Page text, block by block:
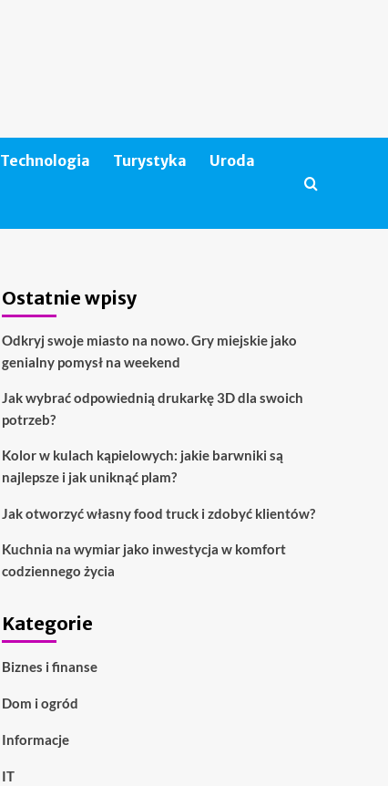
Technologia Turystyka Uroda
Ostatnie wpisy
Odkryj swoje miasto na nowo. Gry miejskie jako
genialny pomysł na weekend
Jak wybrać odpowiednią drukarkę 3D dla swoich
potrzeb?
Kolor w kulach kąpielowych: jakie barwniki są
najlepsze i jak uniknąć plam?
Jak otworzyć własny food truck i zdobyć klientów?
Kuchnia na wymiar jako inwestycja w komfort
codziennego życia
Kategorie
Biznes i finanse
Dom i ogród
Informacje
IT